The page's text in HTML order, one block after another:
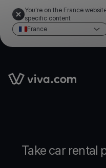
You're on the France
specific content
France
Link to the homepage
Take car rental